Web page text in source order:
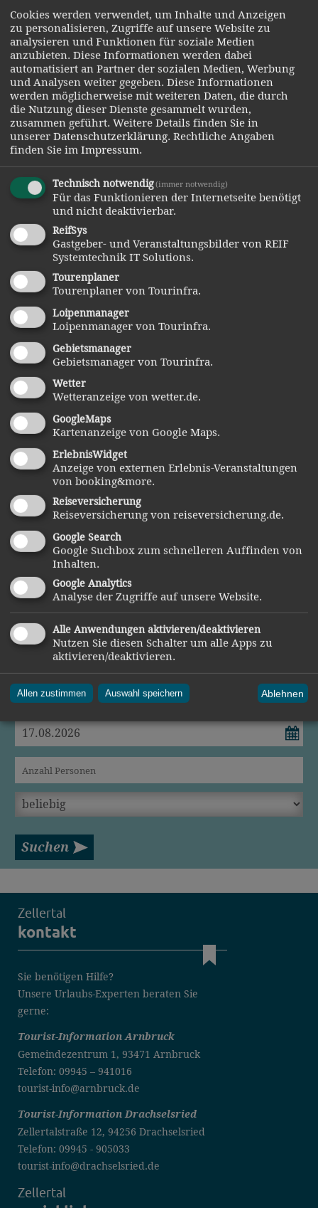
Erlebnis- und Thermalbäder
Tagesausflug 50 bis 100 Kilometer
Elypso in Deggendorfwww.elypso.de
Caprima in Dingolfingwww.caprima.de
Ganzjahresbad PEB in Passauwww.passauer-
erlebnisbad.de
Thermalbäder im Bäderdreieck Bad Füssing, Bad
Griesbach und Bad Birnbach
Freibäder
Entfernung 10 bis 25 Kilometer
Bodenmais
Viechtach
Bad Kötzting
Grafenwiesen
Frauenau
Regen
Gastgebersuchen & buchen
Zellertal
kontakt
Sie benötigen Hilfe?
Unsere Urlaubs-Experten beraten Sie
gerne:
Tourist-Information Arnbruck
Gemeindezentrum 1, 93471 Arnbruck
Telefon: 09945 – 941016
tourist-info@arnbruck.de
Tourist-Information Drachselsried
Zellertalstraße 12, 94256 Drachselsried
Telefon: 09945 - 905033
tourist-info@drachselsried.de
Zellertal
Cookies werden verwendet, um Inhalte und Anzeigen
zu personalisieren, Zugriffe auf unsere Website zu
analysieren und Funktionen für soziale Medien
anzubieten. Diese Informationen werden dabei
automatisiert an Partner der sozialen Medien, Werbung
und Analysen weiter gegeben. Diese Informationen
werden möglicherweise mit weiteren Daten, die durch
die Nutzung dieser Dienste gesammelt wurden,
zusammen geführt. Weitere Details finden Sie in
unserer Datenschutzerklärung. Rechtliche Angaben
finden Sie im Impressum.
Technisch notwendig(immer notwendig)
Für das Funktionieren der Internetseite benötigt
und nicht deaktivierbar.
ReifSys
Gastgeber- und Veranstaltungsbilder von REIF
Systemtechnik IT Solutions.
Tourenplaner
Tourenplaner von Tourinfra.
Loipenmanager
Loipenmanager von Tourinfra.
Gebietsmanager
Gebietsmanager von Tourinfra.
Wetter
Wetteranzeige von wetter.de.
GoogleMaps
Kartenanzeige von Google Maps.
ErlebnisWidget
Anzeige von externen Erlebnis-Veranstaltungen
von booking&more.
Reiseversicherung
Reiseversicherung von reiseversicherung.de.
Google Search
Google Suchbox zum schnelleren Auffinden von
Inhalten.
Google Analytics
Analyse der Zugriffe auf unsere Website.
Alle Anwendungen aktivieren/deaktivieren
Nutzen Sie diesen Schalter um alle Apps zu
aktivieren/deaktivieren.
Allen zustimmen Auswahl speichern Ablehnen